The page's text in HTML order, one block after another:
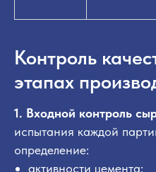
Контроль
этапах
1. Входной контроль
испытания каждой
определение:
активности цемента;